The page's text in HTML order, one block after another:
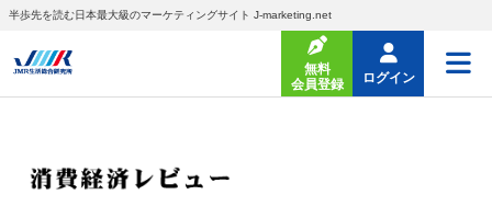
半歩先を読む日本最大級のマーケティングサイト J-marketing.net
無料
会員登録
ログイン